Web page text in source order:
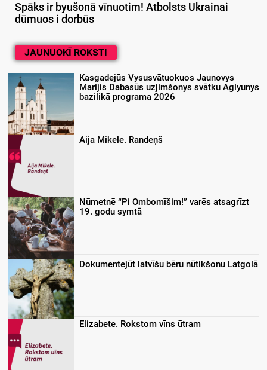
Spāks ir byušonā vīnuotim! Atbolsts Ukrainai
dūmuos i dorbūs
JAUNUOKĪ ROKSTI
Kasgadejūs Vysusvātuokuos Jaunovys
Marijis Dabasūs uzjimšonys svātku Aglyunys
bazilikā programa 2026
Aija Mikele. Randeņš
Nūmetnē “Pi Ombomīšim!” varēs atsagrīzt
19. godu symtā
Dokumentejūt latvīšu bēru nūtikšonu Latgolā
Elizabete. Rokstom vīns ūtram